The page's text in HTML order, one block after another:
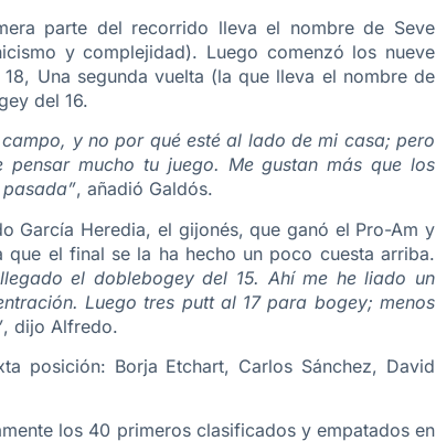
parte del recorrido lleva el nombre de Seve
y complejidad). Luego comenzó los nueve
Una segunda vuelta (la que lleva el nombre de
del 16.
y no por qué esté al lado de mi casa; pero
mucho tu juego. Me gustan más que los
, añadió Galdós.
García Heredia, el gijonés, que ganó el Pro-Am y
el final se la ha hecho un poco cuesta arriba.
el doblebogey del 15. Ahí me he liado un
Luego tres putt al 17 para bogey; menos
, dijo Alfredo.
posición: Borja Etchart, Carlos Sánchez, David
los 40 primeros clasificados y empatados en